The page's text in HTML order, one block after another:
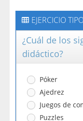
EJERCICIO
¿Cuál de los
didáctico?
Póker
Ajedrez
Juegos de
Puzzles